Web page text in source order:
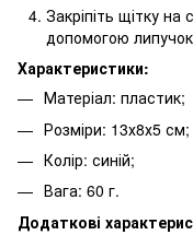
Закріпіть щітку на
допомогою
Характеристики:
Матеріал: пластик;
Розміри: 13х8х5 см;
Колір: синій;
Вага: 60 ​​г.
Додаткові